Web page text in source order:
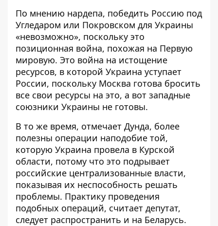
По мнению нардепа, победить Россию под
Угледаром или Покровском для Украины
«невозможно», поскольку это
позиционная война, похожая на Первую
мировую. Это война на истощение
ресурсов, в которой Украина уступает
России, поскольку Москва готова бросить
все свои ресурсы на это, а вот западные
союзники Украины не готовы.
В то же время, отмечает Дунда, более
полезны операции наподобие той,
которую Украина провела в Курской
области, потому что это подрывает
российские централизованные власти,
показывая их неспособность решать
проблемы. Практику проведения
подобных операций, считает депутат,
следует распространить и на Беларусь.